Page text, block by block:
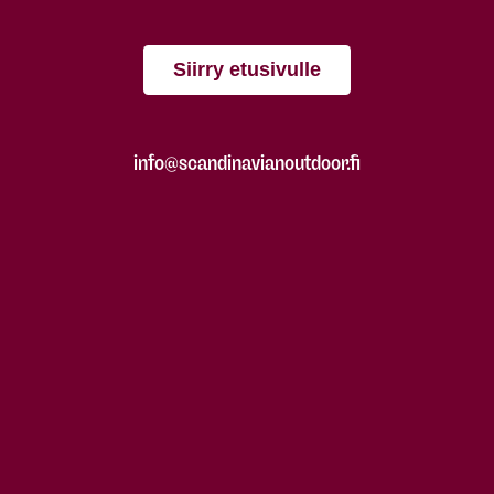
Siirry etusivulle
info@scandinavianoutdoor.fi